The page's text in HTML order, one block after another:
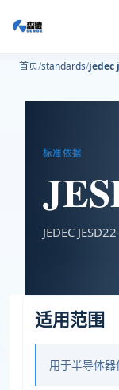
首页 standards jedec
标准依据
JEDEC
适用范围
用于半导体器